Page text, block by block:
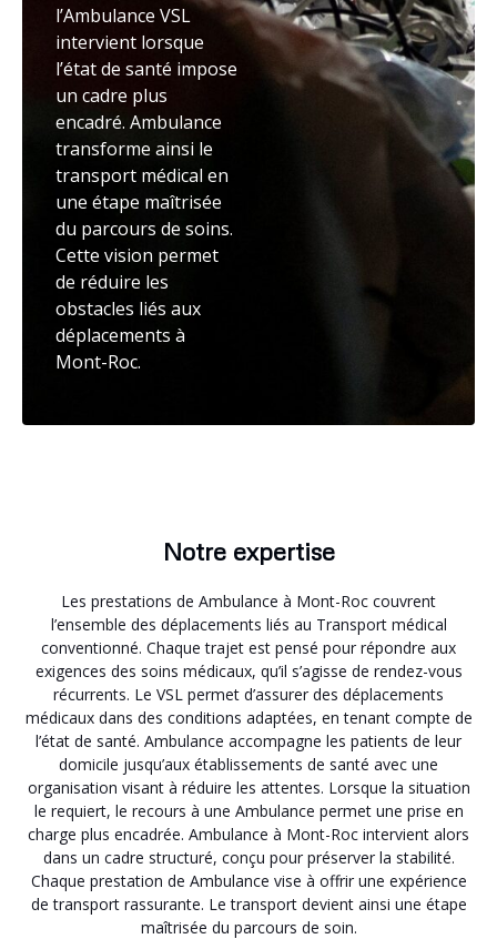
l’Ambulance VSL
intervient lorsque
l’état de santé impose
un cadre plus
encadré. Ambulance
transforme ainsi le
transport médical en
une étape maîtrisée
du parcours de soins.
Cette vision permet
de réduire les
obstacles liés aux
déplacements à
Mont-Roc.
Notre expertise
Les prestations de Ambulance à Mont-Roc couvrent
l’ensemble des déplacements liés au Transport médical
conventionné. Chaque trajet est pensé pour répondre aux
exigences des soins médicaux, qu’il s’agisse de rendez-vous
récurrents. Le VSL permet d’assurer des déplacements
médicaux dans des conditions adaptées, en tenant compte de
l’état de santé. Ambulance accompagne les patients de leur
domicile jusqu’aux établissements de santé avec une
organisation visant à réduire les attentes. Lorsque la situation
le requiert, le recours à une Ambulance permet une prise en
charge plus encadrée. Ambulance à Mont-Roc intervient alors
dans un cadre structuré, conçu pour préserver la stabilité.
Chaque prestation de Ambulance vise à offrir une expérience
de transport rassurante. Le transport devient ainsi une étape
maîtrisée du parcours de soin.